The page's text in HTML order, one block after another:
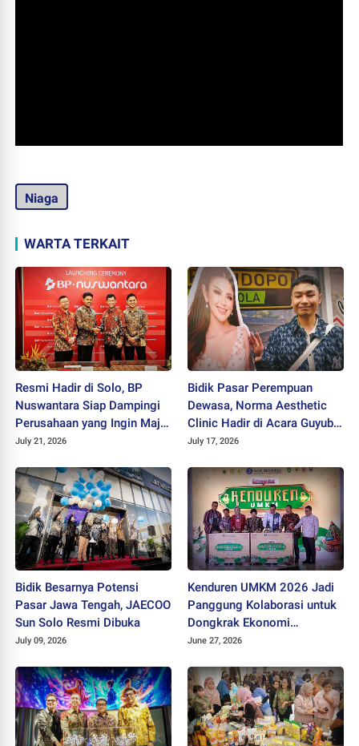
Niaga
WARTA TERKAIT
Resmi Hadir di Solo, BP
Nuswantara Siap Dampingi
Perusahaan yang Ingin Maju
dan Berkembang
July 21, 2026
Bidik Pasar Perempuan
Dewasa, Norma Aesthetic
Clinic Hadir di Acara Guyub
Rukun Ladies
July 17, 2026
Bidik Besarnya Potensi
Pasar Jawa Tengah, JAECOO
Sun Solo Resmi Dibuka
July 09, 2026
Kenduren UMKM 2026 Jadi
Panggung Kolaborasi untuk
Dongkrak Ekonomi
Kerakyatan
June 27, 2026